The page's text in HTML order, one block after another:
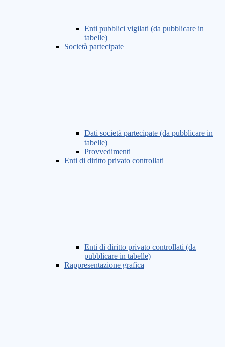
Enti pubblici vigilati (da pubblicare in
tabelle)
Società partecipate
Dati società partecipate (da pubblicare in
tabelle)
Provvedimenti
Enti di diritto privato controllati
Enti di diritto privato controllati (da
pubblicare in tabelle)
Rappresentazione grafica